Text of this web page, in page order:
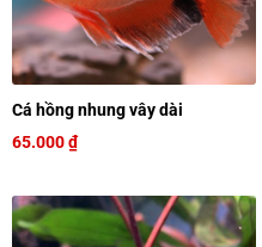
Cá hồng nhung vây dài
65.000₫